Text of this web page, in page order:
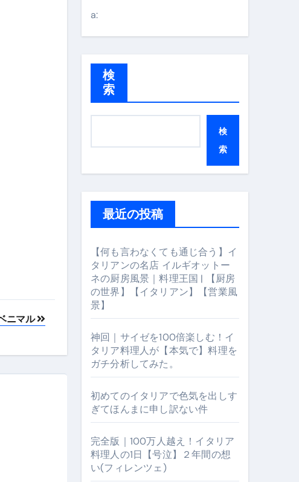
| 【厨房の世界】【イタリアン】【営業風景】
ニマル
a:
検
索
検
索
最近の投稿
【何も言わなくても通じ合う】イ
タリアンの名店 イルギオットー
ネの厨房風景｜料理王国 | 【厨房
の世界】【イタリアン】【営業風
景】
神回｜サイゼを100倍楽しむ！イ
タリア料理人が【本気で】料理を
ガチ分析してみた。
初めてのイタリアで色気を出しす
ぎてほんまに申し訳ない件
完全版｜100万人越え！イタリア
料理人の1日【号泣】２年間の想
い(フィレンツェ)